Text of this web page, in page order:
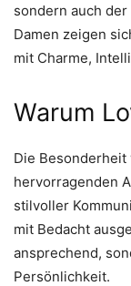
sondern auch
Damen zeigen
mit Charme,
Warum
Die Besonderheit
hervorragenden
stilvoller
mit Bedacht
ansprechend,
Persönlichkeit.